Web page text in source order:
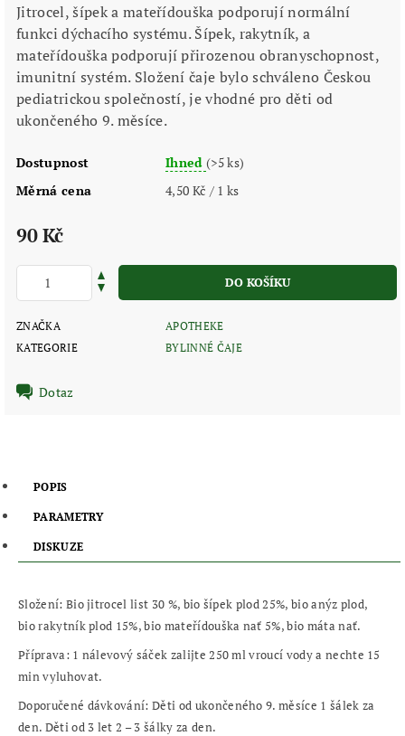
Jitrocel, šípek a mateřídouška podporují normální
funkci dýchacího systému. Šípek, rakytník, a
mateřídouška podporují přirozenou obranyschopnost,
imunitní systém. Složení čaje bylo schváleno Českou
pediatrickou společností, je vhodné pro děti od
ukončeného 9. měsíce.
Dostupnost Ihned(>5 ks)
Měrná cena
4,50 Kč / 1 ks
90 Kč
ZNAČKA
APOTHEKE
KATEGORIE
BYLINNÉ ČAJE
Dotaz
POPIS
PARAMETRY
DISKUZE
Složení: Bio jitrocel list 30 %, bio šípek plod 25%, bio anýz plod,
bio rakytník plod 15%, bio mateřídouška nať 5%, bio máta nať.
Příprava: 1 nálevový sáček zalijte 250 ml vroucí vody a nechte 15
min vyluhovat.
Doporučené dávkování:Děti od ukončeného 9. měsíce 1 šálek za
den. Děti od 3 let 2 – 3 šálky za den.